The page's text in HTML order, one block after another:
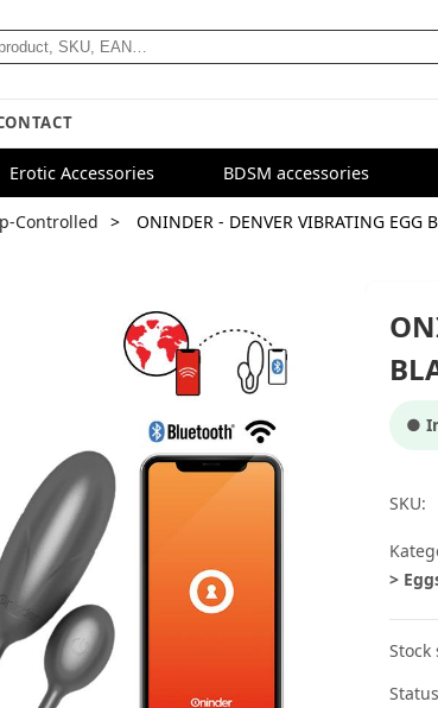
Erotic Accessories BDSM accessories
Controlled ONINDER - DENVER VIBRATING EGG
●
SKU:
>
Stock